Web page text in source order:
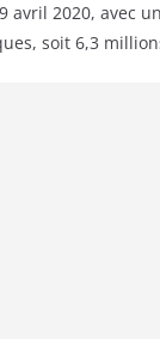
avril 2020, avec
soit 6,3